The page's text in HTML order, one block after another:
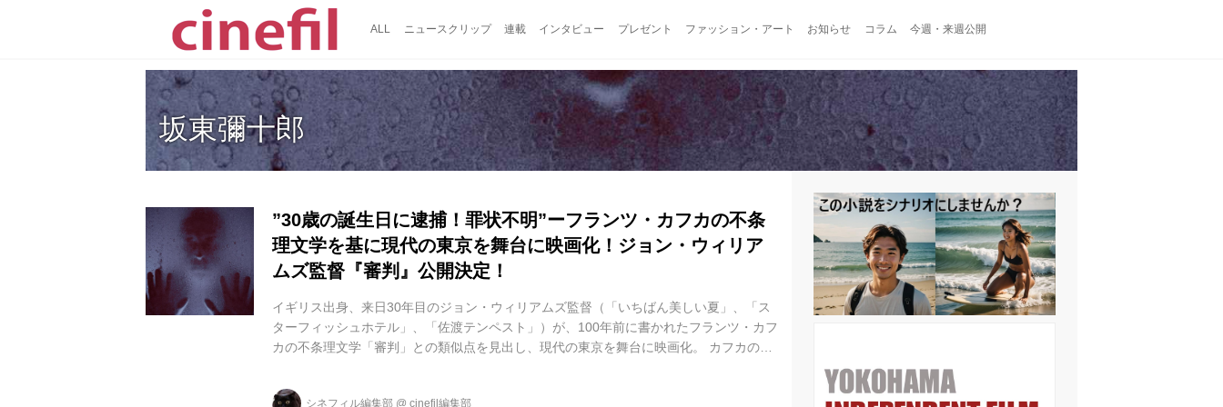
ALL ニュースクリップ 連載 インタビュー プレゼント ファッション・アート お知らせ コラム 今週・来週公開
坂東彌十郎
”30歳の誕生日に逮捕！罪状不明”ーフランツ・カフカの不条
理文学を基に現代の東京を舞台に映画化！ジョン・ウィリア
ムズ監督『審判』公開決定！
イギリス出身、来日30年目のジョン・ウィリアムズ監督（「いちばん美しい夏」、「ス
ターフィッシュホテル」、「佐渡テンペスト」）が、100年前に書かれたフランツ・カフ
カの不条理文学「審判」との類似点を見出し、現代の東京を舞台に映画化。 カフカの名
「審判」では、得体の知れない巨大な力、システムにコントロールされた理不尽で滑稽
シネフィル編集部 @ cinefil編集部